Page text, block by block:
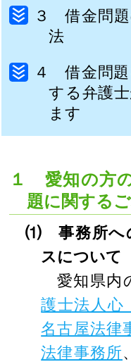
３ 借金問題
法
４ 借金問題
する弁護
ます
１ 愛知の方
題に関する
⑴ 事務所へ
スについて
愛知県内
護士法人心
名古屋法律
法律事務所